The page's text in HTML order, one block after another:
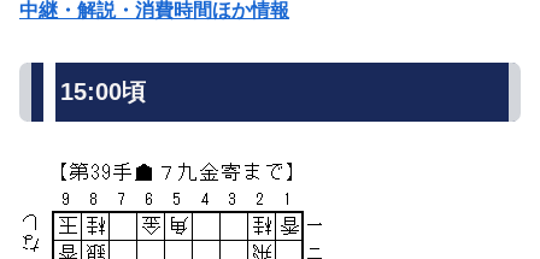
中継・解説・消費時間ほか情報
15:00頃